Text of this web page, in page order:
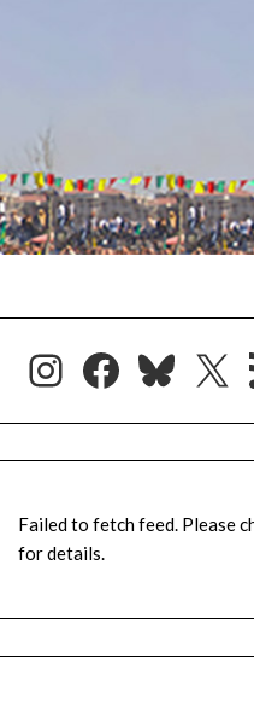
Instagram
X
Failed to fetch feed. Please
for details.